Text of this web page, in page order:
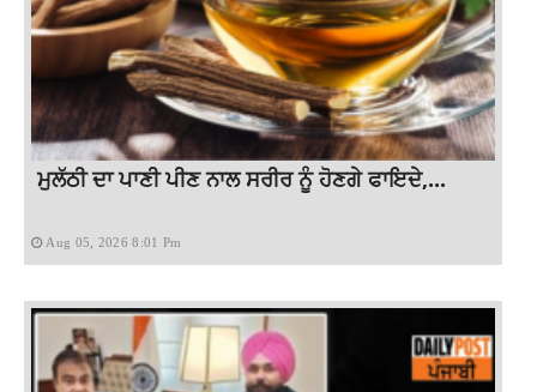
ਮੁਲੱਠੀ ਦਾ ਪਾਣੀ ਪੀਣ ਨਾਲ ਸਰੀਰ ਨੂੰ ਹੋਣਗੇ ਫਾਇਦੇ,...
Aug 05, 2026 8:01 Pm